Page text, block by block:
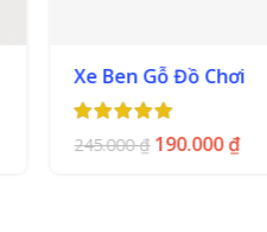
Xe tăng gỗ đồ chơi
170.000₫